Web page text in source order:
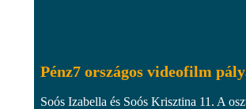
Pénz7 országos videofilm
Soós Izabella és Soós Krisztina 11. A